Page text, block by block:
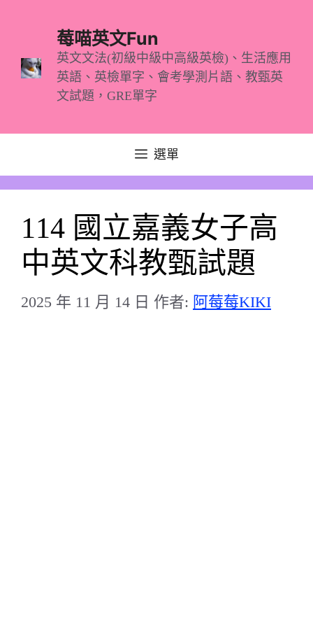
莓喵英文Fun
英文文法(初級中級中高級英檢)、生活應用
英語、英檢單字、會考學測片語、教甄英
文試題，GRE單字
選單
114 國立嘉義女子高
中英文科教甄試題
2025 年 11 月 14 日 作者: 阿莓莓KIKI